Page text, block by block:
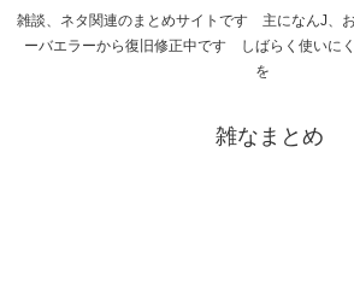
雑談、ネタ関連のまとめサイトです 主になんJ、
ーバエラーから復旧修正中です しばらく使いに
を
雑なまとめ